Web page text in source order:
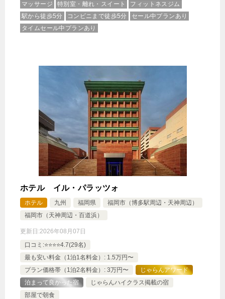
ツイン 🍴朝食 IN15:00- OUT-11:00 禁煙ルーム
【禁煙室】スタンダードツインルーム
1泊大人1名 合計（税込）
7,275円
【選べるお部屋と価格】
7,275円 【禁煙室】スタンダードツインルーム
7,275円【禁煙室】スタンダードダブルルーム
じゃらんで確認する
【期間限定メニューで贅沢に朝食を】（朝食付き）
け！
ツイン 🍴朝食 IN 15:00- OUT -11:00 禁煙ルーム
マッサージ 特別室・離れ・スイート
フィットネスジム
駅から徒歩5分
コンビニまで徒歩5分
セール中プランあり
タイムセール中プランあり
ホテル イル・パラッツォ
ホテル 九州 福岡県
福岡市（博多駅周辺・天神周辺）
福岡市（天神周辺・百道浜）
更新日:2026年08月07日
口コミ:⭐️⭐️⭐️⭐️4.7(29名)
最も安い料金（1泊1名料金）: 1.5万円〜
プラン価格帯（1泊2名料金）: 3万円〜
じゃらんアワード
泊まって良かった宿
じゃらんハイクラス掲載の宿
部屋で朝食